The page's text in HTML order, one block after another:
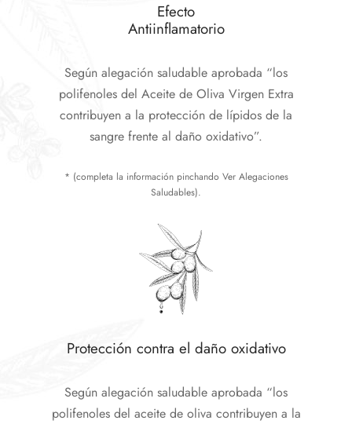
Efecto
Antiinflamatorio
Según alegación saludable aprobada “los
polifenoles del Aceite de Oliva Virgen Extra
contribuyen a la protección de lípidos de la
sangre frente al daño oxidativo”.
* (completa la información pinchando Ver Alegaciones
Saludables).
Protección contra el daño oxidativo
Según alegación saludable aprobada “los
polifenoles del aceite de oliva contribuyen a la